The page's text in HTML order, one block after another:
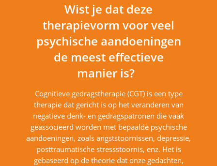
Wist je dat deze
therapievorm voor veel
psychische aandoeningen
de meest effectieve
manier is?
Cognitieve gedragstherapie (CGT) is een type
therapie dat gericht is op het veranderen van
negatieve denk- en gedragspatronen die vaak
geassocieerd worden met bepaalde psychische
aandoeningen, zoals angststoornissen, depressie,
posttraumatische stressstoornis, enz. Het is
gebaseerd op de theorie dat onze gedachten,